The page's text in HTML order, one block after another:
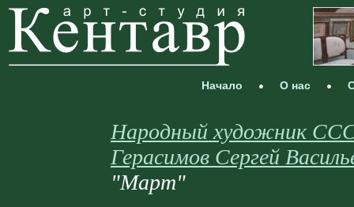
Начало О нас
Народный художник
Герасимов Сергей
"Март"